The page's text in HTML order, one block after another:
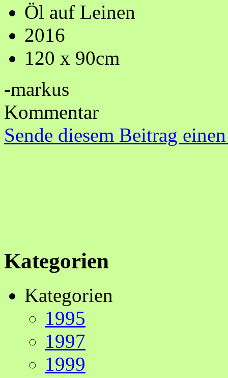
Öl auf Leinen
2016
120 x 90cm
-markus
Kommentar
Sende diesem Beitrag
Kategorien
Kategorien
1995
1997
1999